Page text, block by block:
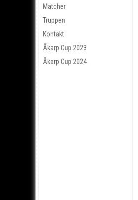
Matcher
Truppen
Kontakt
Åkarp Cup 2023
Åkarp Cup 2024